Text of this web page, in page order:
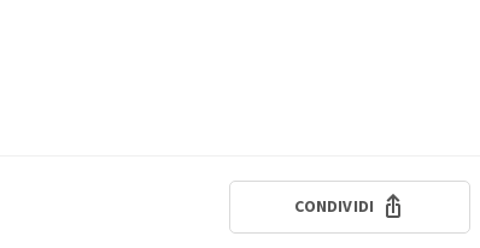
CONDIVIDI